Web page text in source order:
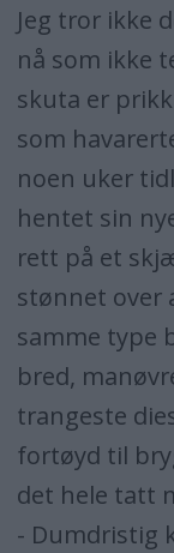
Jeg tror ikke
nå som ikke
skuta er
som
noen uker
hentet sin
rett på et
stønnet over
samme type
bred,
trangeste
fortøyd til
det hele tatt
- Dumdristig